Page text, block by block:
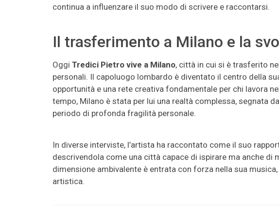
continua a influenzare il suo modo di scrivere e raccontarsi.
Il trasferimento a Milano e la
Oggi Tredici Pietro vive a Milano, città in cui si è trasferito
personali. Il capoluogo lombardo è diventato il centro della
opportunità e una rete creativa fondamentale per chi lavora
tempo, Milano è stata per lui una realtà complessa, segnata
periodo di profonda fragilità personale.
In diverse interviste, l’artista ha raccontato come il suo
descrivendola come una città capace di ispirare ma anche di
dimensione ambivalente è entrata con forza nella sua
artistica.